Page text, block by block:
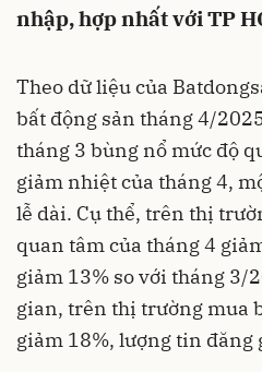
nhập, hợp nhất với TP
Theo dữ liệu của
bất động sản tháng 4/
tháng 3 bùng nổ mức độ
giảm nhiệt của tháng 4,
lễ dài. Cụ thể, trên thị
quan tâm của tháng 4
giảm 13% so với tháng 3/
gian, trên thị trường mua
giảm 18%, lượng tin đăng